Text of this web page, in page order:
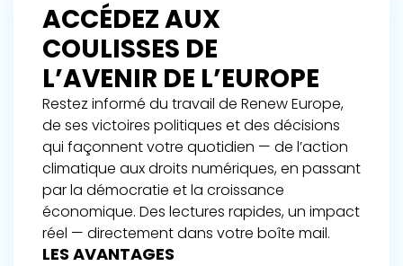
ACCÉDEZ AUX
COULISSES DE
L’AVENIR DE L’EUROPE
Restez informé du travail de Renew Europe,
de ses victoires politiques et des décisions
qui façonnent votre quotidien — de l’action
climatique aux droits numériques, en passant
par la démocratie et la croissance
économique. Des lectures rapides, un impact
réel — directement dans votre boîte mail.
LES AVANTAGES